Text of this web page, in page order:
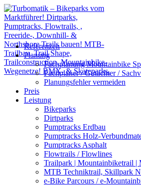
Referenzen
Planung
Fachplanung Mountainbike
Fachplaner / Gutachter /
Planungsfehler vermeiden
Preis
Leistung
Bikeparks
Dirtparks
Pumptracks Erdbau
Pumptracks Holz-
Pumptracks Asphalt
Flowtrails / Flowlines
Trailpark | Mountainbiketrail |
MTB Techniktrail, Skillpark
e-Bike Parcours / e-